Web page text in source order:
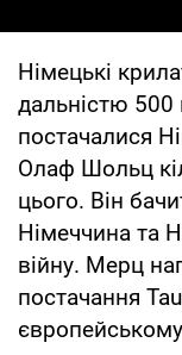
Німецькі
дальністю 500
постачалися
Олаф Шольц
цього. Він
Німеччина та
війну. Мерц
постачання
європейському